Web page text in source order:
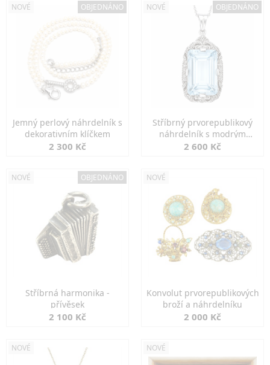
NOVÉ OBJEDNÁNO
Jemný perlový náhrdelník s
dekorativním klíčkem
2 300 Kč
NOVÉ OBJEDNÁNO
Stříbrný prvorepublikový
náhrdelník s modrým
spinelem
2 600 Kč
NOVÉ OBJEDNÁNO
Stříbrná harmonika -
přívěsek
2 100 Kč
NOVÉ
Konvolut prvorepublikových
broží a náhrdelníku
2 000 Kč
NOVÉ NOVÉ